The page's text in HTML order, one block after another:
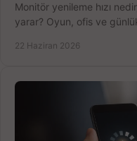
Monitör yenileme hızı
yarar? Oyun, ofis ve
22 Haziran 2026